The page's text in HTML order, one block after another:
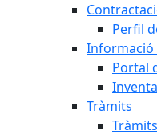
Perfil
Informació
Portal
Tràmits